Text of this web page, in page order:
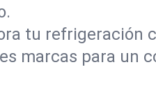
tu refrigeración
marcas para un